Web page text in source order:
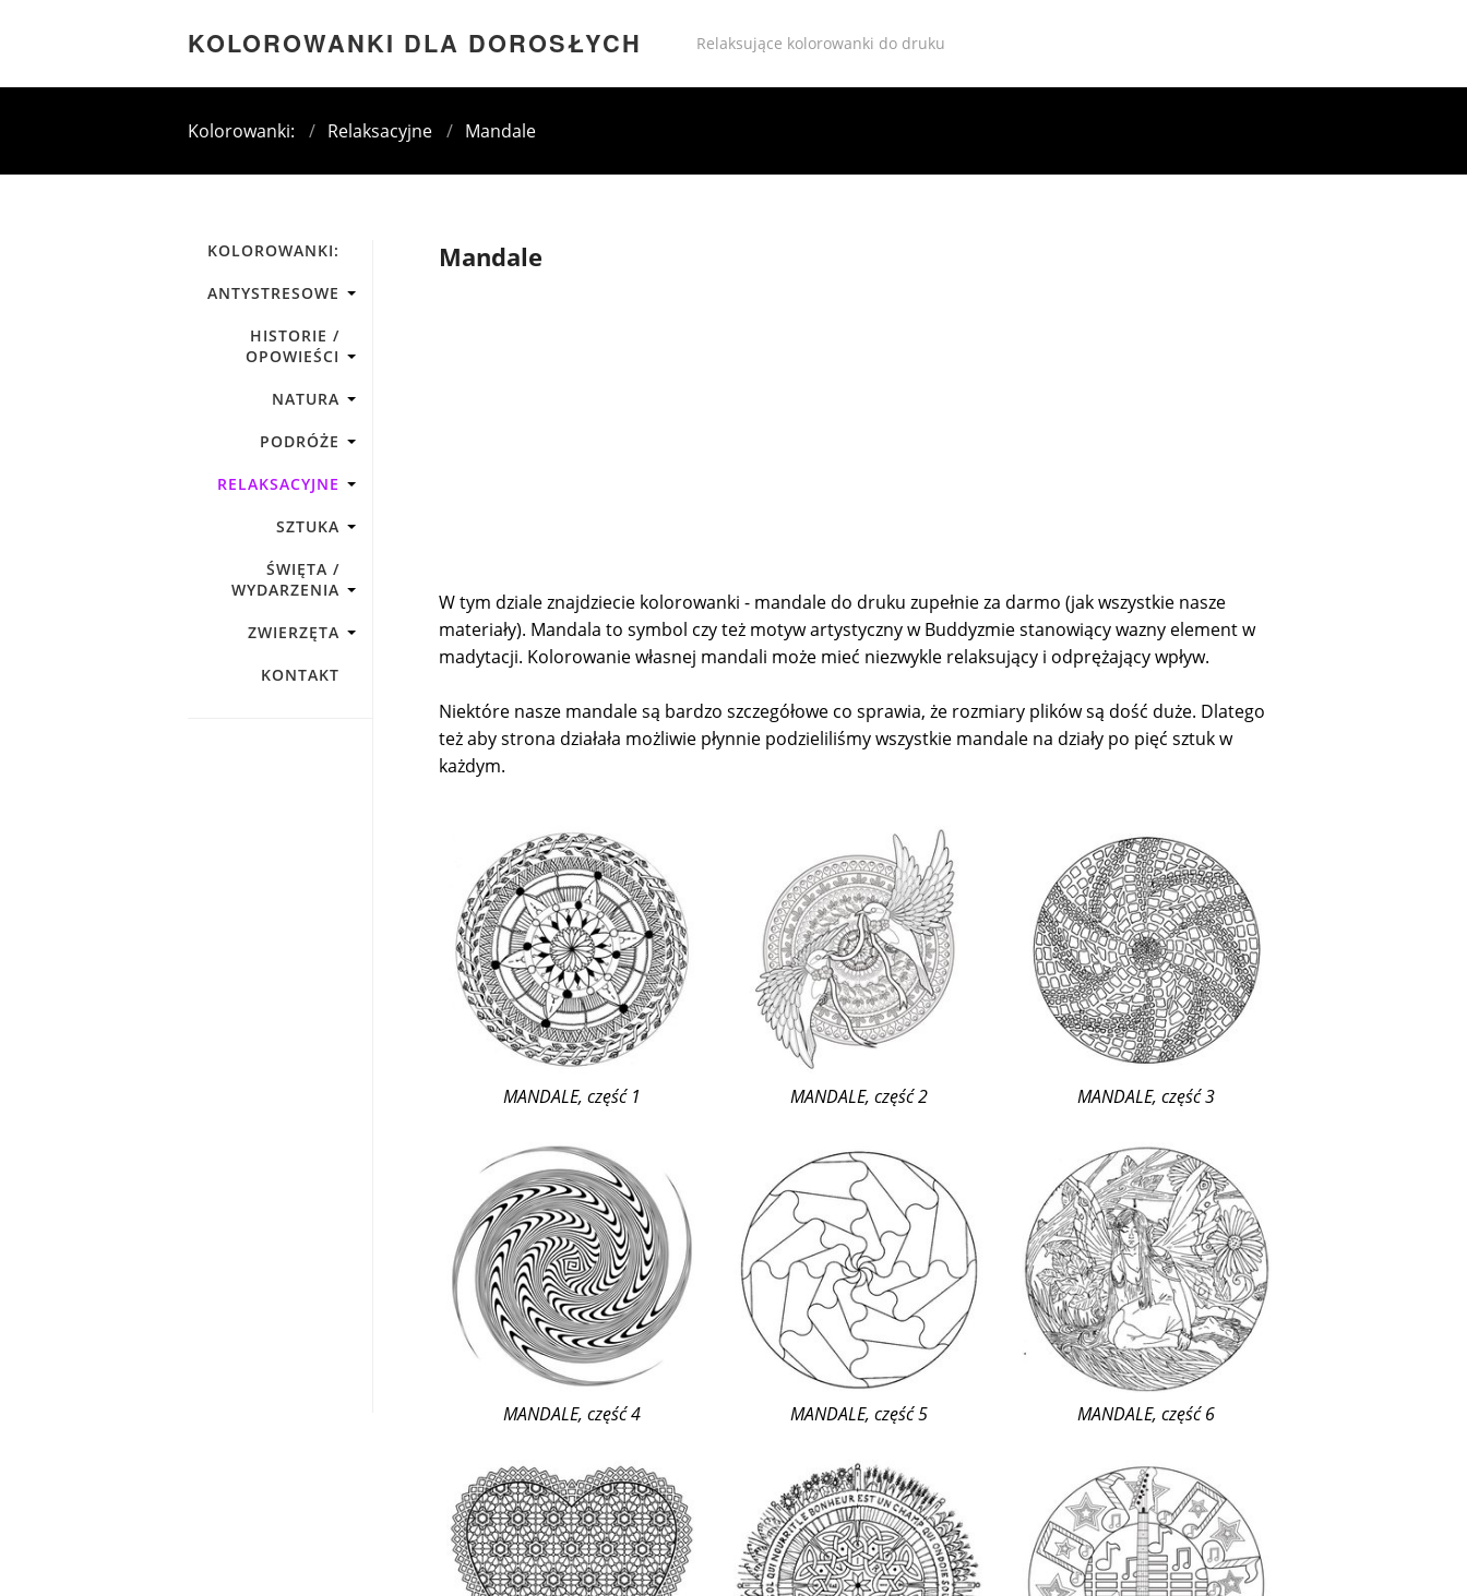
KOLOROWANKI DLA DOROSŁYCH Relaksujące kolorowanki do druku
Kolorowanki: / Relaksacyjne / Mandale
KOLOROWANKI:
ANTYSTRESOWE
HISTORIE /
OPOWIEŚCI
NATURA
PODRÓŻE
RELAKSACYJNE
SZTUKA
ŚWIĘTA /
WYDARZENIA
ZWIERZĘTA
KONTAKT
Mandale
W tym dziale znajdziecie kolorowanki - mandale do druku zupełnie za darmo (jak wszystkie nasze
materiały). Mandala to symbol czy też motyw artystyczny w Buddyzmie stanowiący wazny element w
madytacji. Kolorowanie własnej mandali może mieć niezwykle relaksujący i odprężający wpływ.
Niektóre nasze mandale są bardzo szczegółowe co sprawia, że rozmiary plików są dość duże. Dlatego
też aby strona działała możliwie płynnie podzieliliśmy wszystkie mandale na działy po pięć sztuk w
każdym.
MANDALE, część 1 MANDALE, część 2 MANDALE, część 3
MANDALE, część 4 MANDALE, część 5 MANDALE, część 6